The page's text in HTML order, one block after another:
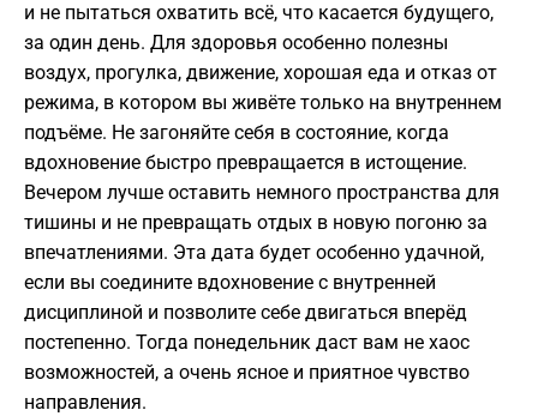
и не пытаться охватить всё, что касается будущего,
за один день. Для здоровья особенно полезны
воздух, прогулка, движение, хорошая еда и отказ от
режима, в котором вы живёте только на внутреннем
подъёме. Не загоняйте себя в состояние, когда
вдохновение быстро превращается в истощение.
Вечером лучше оставить немного пространства для
тишины и не превращать отдых в новую погоню за
впечатлениями. Эта дата будет особенно удачной,
если вы соедините вдохновение с внутренней
дисциплиной и позволите себе двигаться вперёд
постепенно. Тогда понедельник даст вам не хаос
возможностей, а очень ясное и приятное чувство
направления.